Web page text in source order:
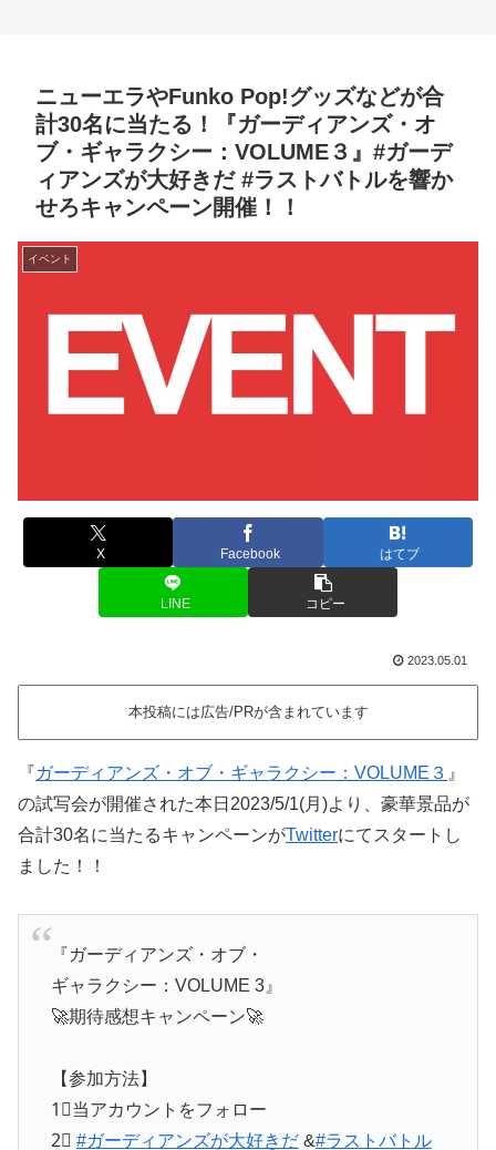
ニューエラやFunko Pop!グッズなどが合
計30名に当たる！『ガーディアンズ・オ
ブ・ギャラクシー：VOLUME３』#ガーデ
ィアンズが大好きだ #ラストバトルを響か
せろキャンペーン開催！！
イベント
X Facebook はてブ
LINE コピー
2023.05.01
本投稿には広告/PRが含まれています
『ガーディアンズ・オブ・ギャラクシー：VOLUME３ 』
の試写会が開催された本日2023/5/1(月)より、豪華景品が
合計30名に当たるキャンペーンがTwitterにてスタートし
ました！！
『ガーディアンズ・オブ・
ギャラクシー：VOLUME 3』
🚀期待感想キャンペーン🚀
【参加方法】
1⃣当アカウントをフォロー
2⃣ #ガーディアンズが大好きだ&#ラストバトル